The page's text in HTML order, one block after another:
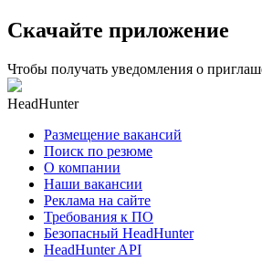
Скачайте приложение
Чтобы получать уведомления о
HeadHunter
Размещение вакансий
Поиск по резюме
О компании
Наши вакансии
Реклама на сайте
Требования к ПО
Безопасный HeadHunter
HeadHunter API